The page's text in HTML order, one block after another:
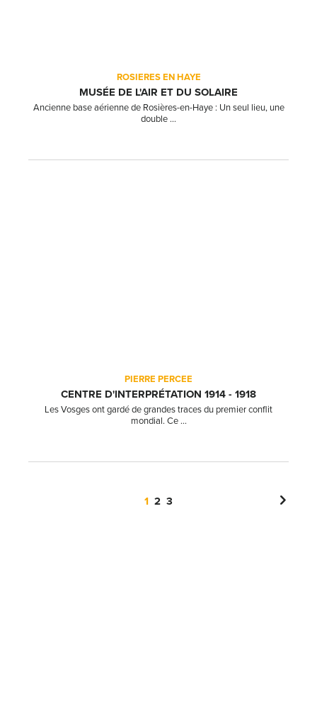
ROSIERES EN HAYE
MUSÉE DE L'AIR ET DU SOLAIRE
Ancienne base aérienne de Rosières-en-Haye : Un seul lieu, une
double ...
PIERRE PERCEE
CENTRE D'INTERPRÉTATION 1914 - 1918
Les Vosges ont gardé de grandes traces du premier conflit
mondial. Ce ...
1 2 3